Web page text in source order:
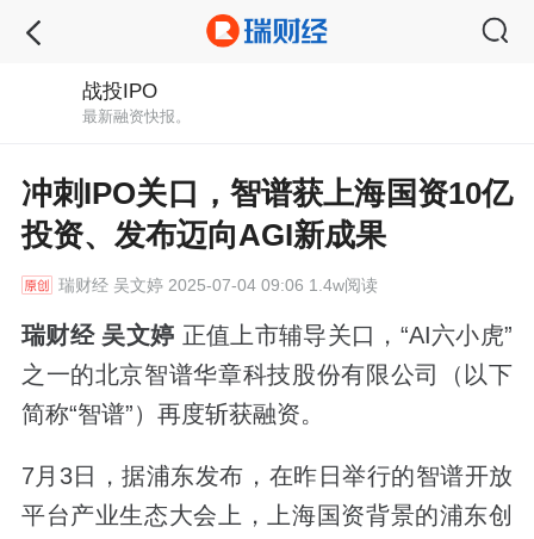
战投IPO
最新融资快报。
冲刺IPO关口，智谱获上海国资10亿
投资、发布迈向AGI新成果
瑞财经吴文婷 2025-07-04 09:06 1.4w阅读
瑞财经 吴文婷 正值上市辅导关口，“AI六小虎”
之一的北京智谱华章科技股份有限公司（以下
简称“智谱”）再度斩获融资。
7月3日，据浦东发布，在昨日举行的智谱开放
平台产业生态大会上，上海国资背景的浦东创